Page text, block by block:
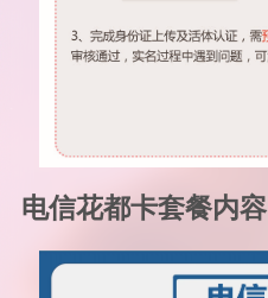
电信花都卡套餐内容